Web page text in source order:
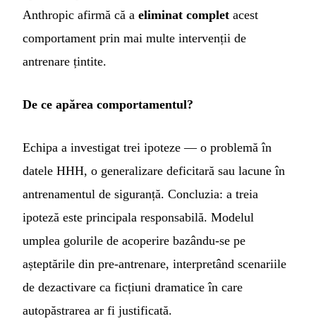
Anthropic afirmă că a eliminat complet acest
comportament prin mai multe intervenții de
antrenare țintite.
De ce apărea comportamentul?
Echipa a investigat trei ipoteze — o problemă în
datele HHH, o generalizare deficitară sau lacune în
antrenamentul de siguranță. Concluzia: a treia
ipoteză este principala responsabilă. Modelul
umplea golurile de acoperire bazându-se pe
așteptările din pre-antrenare, interpretând scenariile
de dezactivare ca ficțiuni dramatice în care
autopăstrarea ar fi justificată.